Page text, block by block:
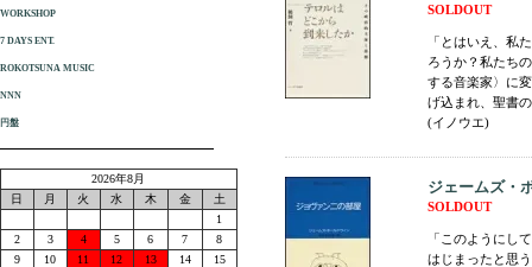
SOLDOUT
「とはいえ、私
ろうか？私たち
する音楽家〉に
げ込まれ、聖書
(イノウエ)
ジェームズ・
SOLDOUT
「このようにし
はじまったと思
WORKSHOP
7 DAYS ENT.
ROKOTSUNA MUSIC
NNN
円盤
2026年8月
日
月 火 水 木 金
土
1
2
3 4 5 6 7
8
9
10 11 12 13 14
15